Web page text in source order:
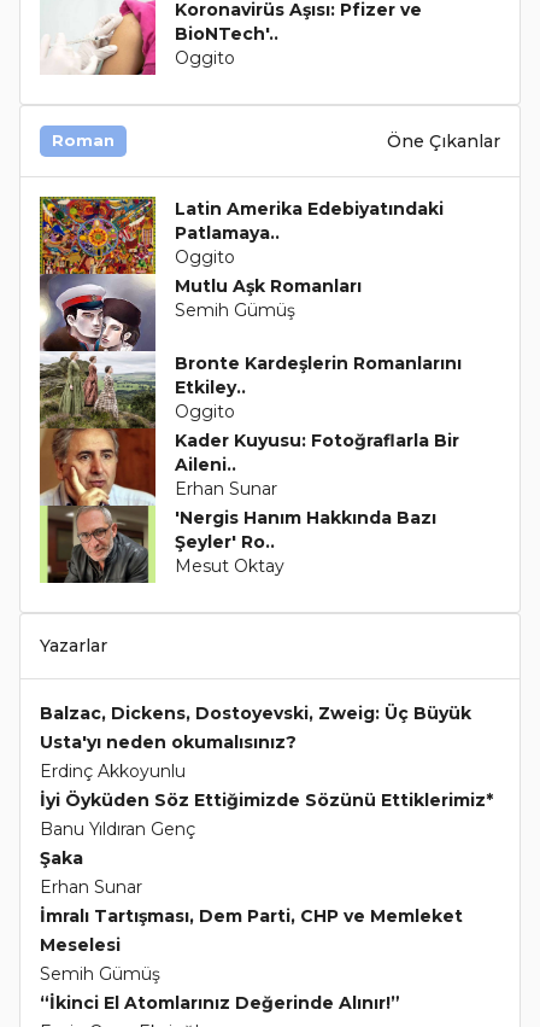
Koronavirüs Aşısı: Pfizer ve
BioNTech'..
Oggito
Roman Öne Çıkanlar
Latin Amerika Edebiyatındaki
Patlamaya..
Oggito
Mutlu Aşk Romanları
Semih Gümüş
Bronte Kardeşlerin Romanlarını
Etkiley..
Oggito
Kader Kuyusu: Fotoğraflarla Bir
Aileni..
Erhan Sunar
'Nergis Hanım Hakkında Bazı
Şeyler' Ro..
Mesut Oktay
Yazarlar
Balzac, Dickens, Dostoyevski, Zweig: Üç Büyük
Usta'yı neden okumalısınız?
Erdinç Akkoyunlu
İyi Öyküden Söz Ettiğimizde Sözünü Ettiklerimiz*
Banu Yıldıran Genç
Şaka
Erhan Sunar
İmralı Tartışması, Dem Parti, CHP ve Memleket
Meselesi
Semih Gümüş
“İkinci El Atomlarınız Değerinde Alınır!”